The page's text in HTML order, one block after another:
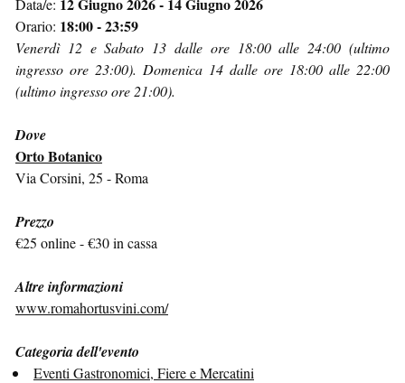
Data/e:
Orario: 18:00 - 23:59
Venerdì 12 e Sabato 13 dalle ore 18:00 alle 24:00 (ultimo
ingresso ore 23:00). Domenica 14 dalle ore 18:00 alle 22:00
(ultimo ingresso ore 21:00).
Dove
Orto Botanico
Via Corsini, 25 - Roma
Prezzo
€25 online - €30 in cassa
Altre informazioni
www.romahortusvini.com/
Categoria dell'evento
Eventi Gastronomici, Fiere e Mercatini